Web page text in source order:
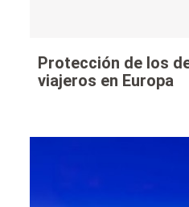
Protección de los
viajeros en Europa